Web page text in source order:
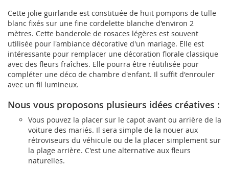
Cette jolie guirlande est constituée de huit pompons de tulle
blanc fixés sur une fine cordelette blanche d'environ 2
mètres. Cette banderole de rosaces légères est souvent
utilisée pour l'ambiance décorative d'un mariage. Elle est
intéressante pour remplacer une décoration florale classique
avec des fleurs fraîches. Elle pourra être réutilisée pour
compléter une déco de chambre d'enfant. Il suffit d'enrouler
avec un fil lumineux.
Nous vous proposons plusieurs idées créatives :
Vous pouvez la placer sur le capot avant ou arrière de la
voiture des mariés. Il sera simple de la nouer aux
rétroviseurs du véhicule ou de la placer simplement sur
la plage arrière. C'est une alternative aux fleurs
naturelles.